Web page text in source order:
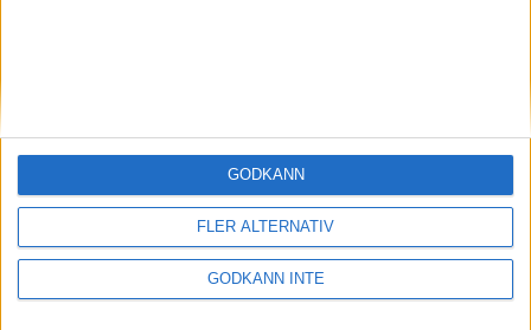
FLER ALTERNATIV
GODKÄNN INTE
GODKÄNN
Svenska Bowlingförbundet
Box 11016
100 61 Stockholm
Besöksadress